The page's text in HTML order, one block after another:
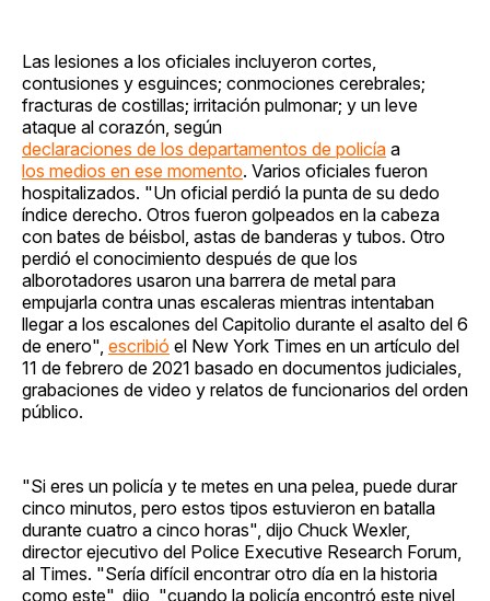
Las lesiones a los oficiales incluyeron cortes,
contusiones y esguinces; conmociones cerebrales;
fracturas de costillas; irritación pulmonar; y un leve
ataque al corazón, según
declaraciones de los departamentos de policía a
los medios en ese momento. Varios oficiales fueron
hospitalizados. "Un oficial perdió la punta de su dedo
índice derecho. Otros fueron golpeados en la cabeza
con bates de béisbol, astas de banderas y tubos. Otro
perdió el conocimiento después de que los
alborotadores usaron una barrera de metal para
empujarla contra unas escaleras mientras intentaban
llegar a los escalones del Capitolio durante el asalto del 6
de enero", escribió el New York Times en un artículo del
11 de febrero de 2021 basado en documentos judiciales,
grabaciones de video y relatos de funcionarios del orden
público.
"Si eres un policía y te metes en una pelea, puede durar
cinco minutos, pero estos tipos estuvieron en batalla
durante cuatro a cinco horas", dijo Chuck Wexler,
director ejecutivo del Police Executive Research Forum,
al Times. "Sería difícil encontrar otro día en la historia
como este", dijo, "cuando la policía encontró este nivel